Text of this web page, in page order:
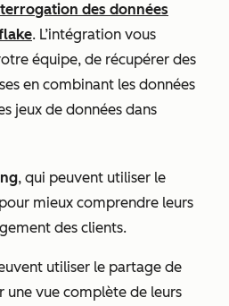
des données
. L’intégration vous
équipe, de récupérer des
en combinant les données
jeux de données dans
, qui peuvent utiliser le
mieux comprendre leurs
des clients.
utiliser le partage de
une vue complète de leurs